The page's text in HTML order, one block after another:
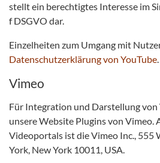
stellt ein berechtigtes Interesse im
f DSGVO dar.
Einzelheiten zum Umgang mit
Datenschutzerklärung von YouTube.
Vimeo
Für Integration und Darstellung
unsere Website Plugins von Vimeo.
Videoportals ist die Vimeo Inc., 555
York, New York 10011, USA.